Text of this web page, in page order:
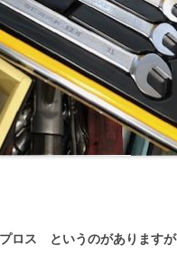
ロス というのがありますが